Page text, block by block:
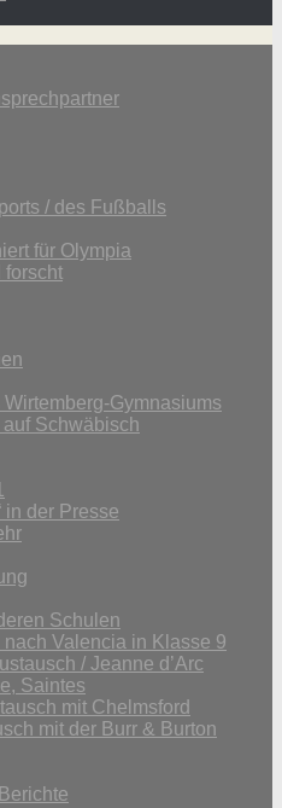
/ des Fußballs
für Olympia
forscht
Gymnasiums
Schwäbisch
in der Presse
Schulen
Valencia in Klasse 9
/ Jeanne d’Arc
Saintes
mit Chelmsford
mit der Burr & Burton